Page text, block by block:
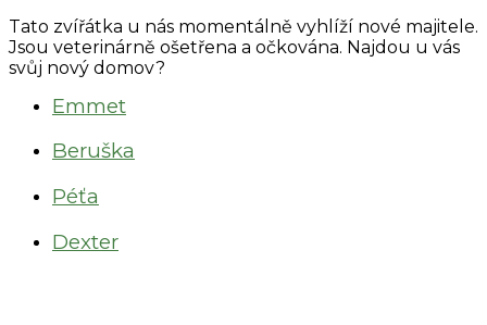
Tato zvířátka u nás momentálně vyhlíží nové majitele.
Jsou veterinárně ošetřena a očkována. Najdou u vás
svůj nový domov?
Emmet
Beruška
Péťa
Dexter